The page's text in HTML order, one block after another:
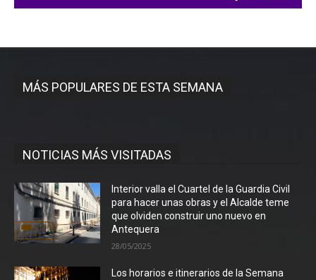
MÁS POPULARES DE ESTA SEMANA
NOTICIAS MÁS VISITADAS
Interior valla el Cuartel de la Guardia Civil
para hacer unas obras y el Alcalde teme
que olviden construir uno nuevo en
Antequera
28/05/2025
Los horarios e itinerarios de la Semana